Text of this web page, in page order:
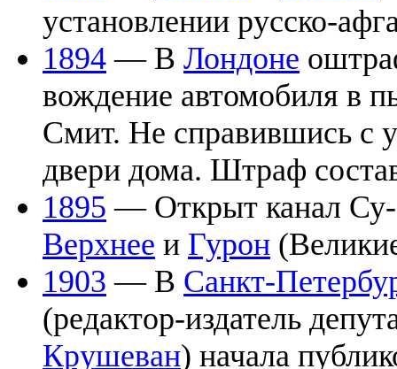
установлении русско-
1894 — В Лондоне
вождение автомобиля в
Смит. Не справившись с
двери дома. Штраф
1895 — Открыт канал
Верхнее и Гурон
1903 — В Санкт-
(редактор-издатель
Крушеван) начала